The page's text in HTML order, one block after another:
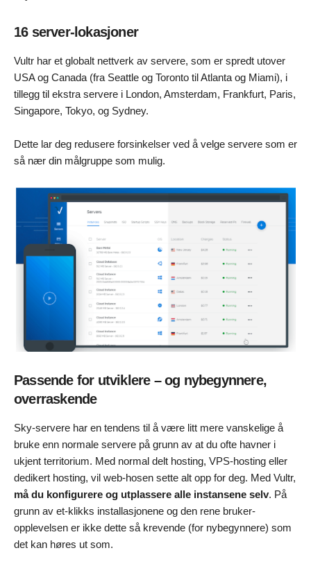
16 server-lokasjoner
Vultr har et globalt nettverk av servere, som er spredt utover
USA og Canada (fra Seattle og Toronto til Atlanta og Miami), i
tillegg til ekstra servere i London, Amsterdam, Frankfurt, Paris,
Singapore, Tokyo, og Sydney.
Dette lar deg redusere forsinkelser ved å velge servere som er
så nær din målgruppe som mulig.
Passende for utviklere – og nybegynnere,
overraskende
Sky-servere har en tendens til å være litt mere vanskelige å
bruke enn normale servere på grunn av at du ofte havner i
ukjent territorium. Med normal delt hosting, VPS-hosting eller
dedikert hosting, vil web-hosen sette alt opp for deg. Med Vultr,
må du konfigurere og utplassere alle instansene selv. På
grunn av et-klikks installasjonene og den rene bruker-
opplevelsen er ikke dette så krevende (for nybegynnere) som
det kan høres ut som.